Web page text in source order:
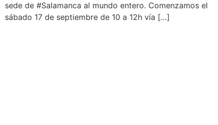
sede de #Salamanca al mundo entero. Comenzamos el
sábado 17 de septiembre de 10 a 12h vía […]